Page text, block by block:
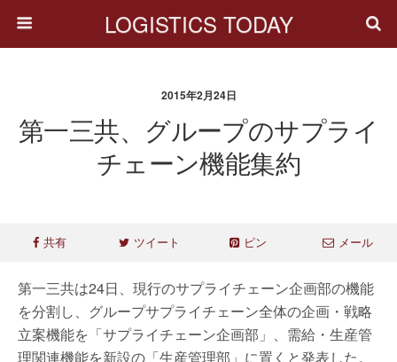
LOGISTICS TODAY
2015年2月24日
第一三共、グループのサプライ
チェーン機能集約
共有 ツイート ピン メール
第一三共は24日、現行のサプライチェーン企画部の機能
を分割し、グループサプライチェーン全体の企画・戦略
立案機能を「サプライチェーン企画部」、需給・生産管
理関連機能を新設の「生産管理部」に置くと発表した。